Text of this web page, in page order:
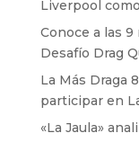
Liverpool
Conoce a las
Desafío Drag
La Más Draga
participar en
«La Jaula»